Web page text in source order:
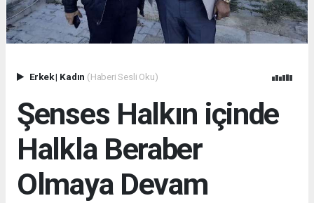
Erkek| Kadın (Haberi Sesli Oku)
Şenses Halkın içinde
Halkla Beraber
Olmaya Devam